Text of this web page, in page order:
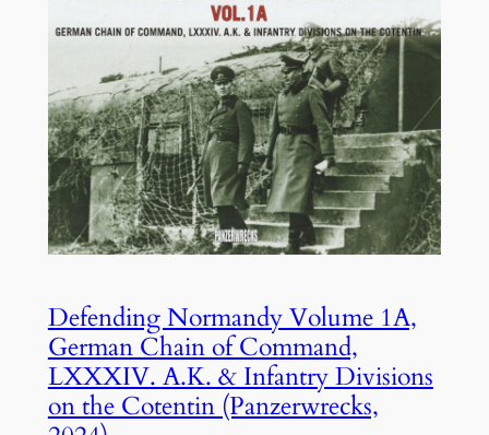
Defending Normandy Volume 1A,
German Chain of Command,
LXXXIV. A.K. & Infantry Divisions
on the Cotentin (Panzerwrecks,